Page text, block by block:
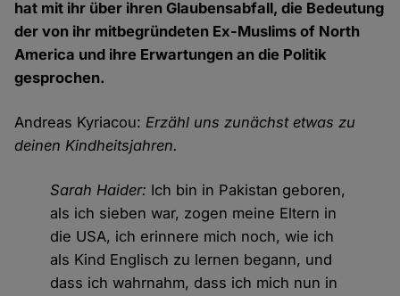
hat mit ihr über ihren Glaubensabfall, die Bedeutung
der von ihr mitbegründeten Ex-Muslims of North
America und ihre Erwartungen an die Politik
gesprochen.
Andreas Kyriacou:Erzähl uns zunächst etwas zu
deinen Kindheitsjahren.
Sarah Haider: Ich bin in Pakistan geboren,
als ich sieben war, zogen meine Eltern in
die USA, ich erinnere mich noch, wie ich
als Kind Englisch zu lernen begann, und
dass ich wahrnahm, dass ich mich nun in